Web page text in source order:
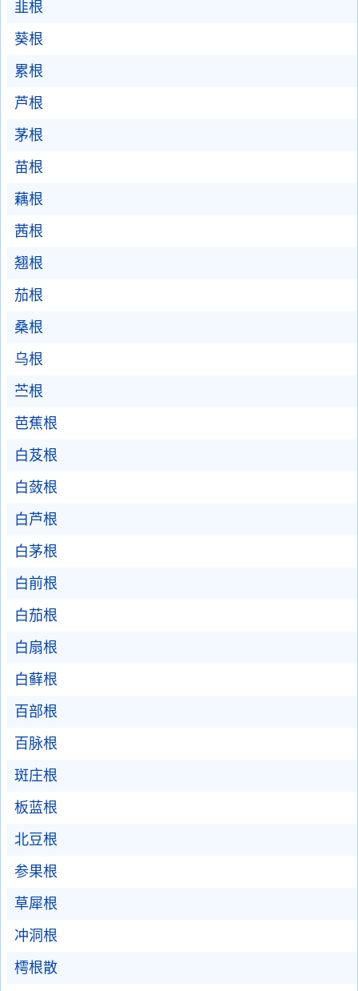
韭根
葵根
累根
芦根
茅根
苗根
藕根
茜根
翘根
茄根
桑根
乌根
苎根
芭蕉根
白芨根
白蔹根
白芦根
白茅根
白前根
白茄根
白扇根
白藓根
百部根
百脉根
斑庄根
板蓝根
北豆根
参果根
草犀根
冲洞根
樗根散